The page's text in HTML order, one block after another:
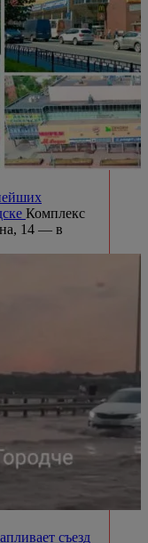
Комплекс
14 — в
съезд